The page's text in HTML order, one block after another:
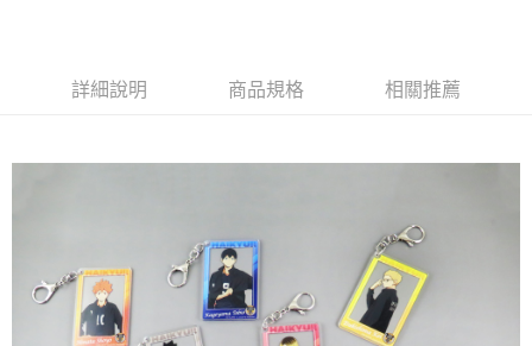
AFTEE先享後付是「在收到商品之後才付款」的支付方式。 讓您購物簡單
便利好安心！
３．安心：先確認商品／服務後，再付款。
１．於結帳方式選擇「AFTEE先享後付」後，將跳轉至「AFTEE先享後付」
結帳頁面，進行簡訊認證並確認金額後，即可完成結帳。
２．訂單成立數日內，您將收到繳費通知簡訊。
３．收到繳費通知簡訊後14天內，點擊此簡訊中的連結，可透過四大超商／
ATM／網路銀行／等多元方式進行付款，方視為交易完成。
※ 請注意：結帳手續完成當下不需立刻繳費，但若您需要取消訂單，請聯絡
ATM付款
每筆NT$60，滿NT$499(含以上)免運費
7-11付款取貨
詳細說明 商品規格 相關推薦